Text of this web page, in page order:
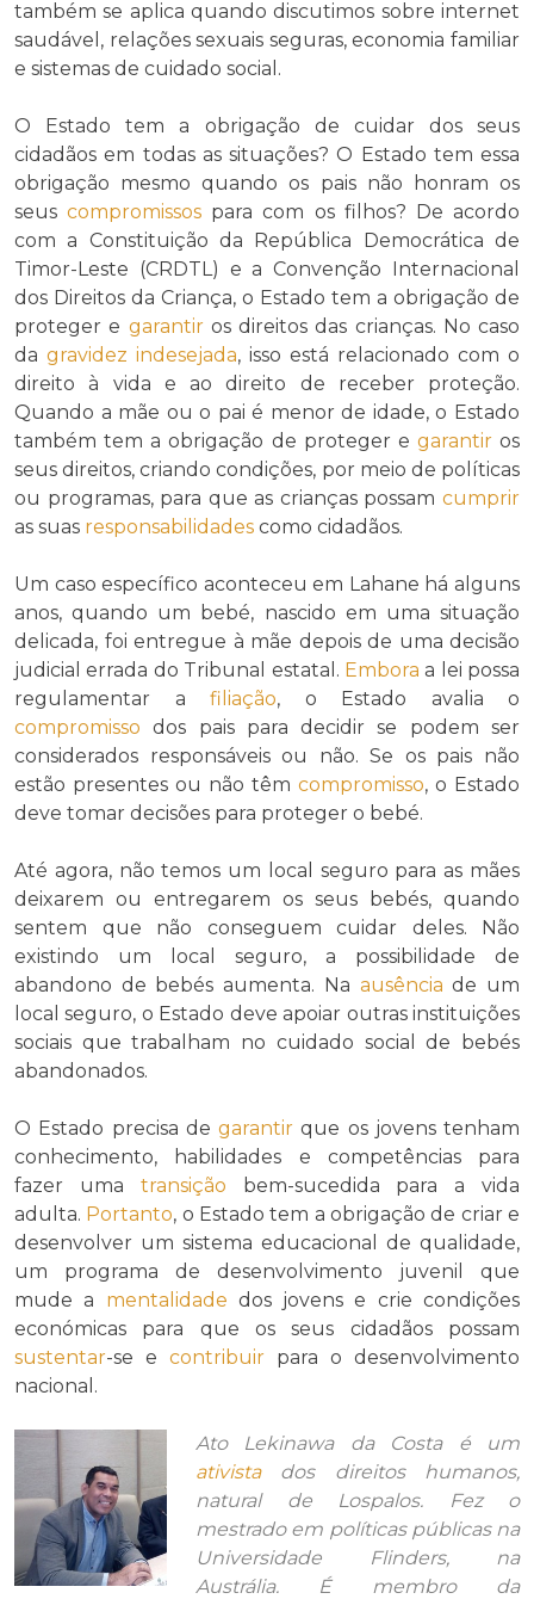
também se aplica quando discutimos sobre internet
saudável, relações sexuais seguras, economia familiar
e sistemas de cuidado social.
O Estado tem a obrigação de cuidar dos seus
cidadãos em todas as situações? O Estado tem essa
obrigação mesmo quando os pais não honram os
seuscompromissos para com os filhos? De acordo
com a Constituição da República Democrática de
Timor-Leste (CRDTL) e a Convenção Internacional
dos Direitos da Criança, o Estado tem a obrigação de
proteger e garantiros direitos das crianças. No caso
da gravidez indesejada, isso está relacionado com o
direito à vida e ao direito de receber proteção.
Quando a mãe ou o pai é menor de idade, o Estado
também tem a obrigação de proteger e garantiros
seus direitos, criando condições, por meio de políticas
ou programas, para que as crianças possam cumprir
as suas responsabilidades como cidadãos.
Um caso específico aconteceu em Lahane há alguns
anos, quando um bebé, nascido em uma situação
delicada, foi entregue à mãe depois de uma decisão
judicial errada do Tribunal estatal. Embora a lei possa
regulamentar a filiação, o Estado avalia o
compromisso dos pais para decidir se podem ser
considerados responsáveis ou não. Se os pais não
estão presentes ou não têm compromisso, o Estado
deve tomar decisões para proteger o bebé.
Até agora, não temos um local seguro para as mães
deixarem ou entregarem os seus bebés, quando
sentem que não conseguem cuidar deles. Não
existindo um local seguro, a possibilidade de
abandono de bebés aumenta. Na ausência de um
local seguro, o Estado deve apoiar outras instituições
sociais que trabalham no cuidado social de bebés
abandonados.
O Estado precisa de garantir que os jovens tenham
conhecimento, habilidades e competências para
fazer uma transição bem-sucedida para a vida
adulta. Portanto, o Estado tem a obrigação de criar e
desenvolver um sistema educacional de qualidade,
um programa de desenvolvimento juvenil que
mude a mentalidade dos jovens e crie condições
económicas para que os seus cidadãos possam
sustentar-se e contribuir para o desenvolvimento
nacional.
Ato Lekinawa da Costa é um
ativistados direitos humanos,
natural de Lospalos. Fez o
mestrado em políticas públicas na
Universidade Flinders, na
Austrália. É membro da